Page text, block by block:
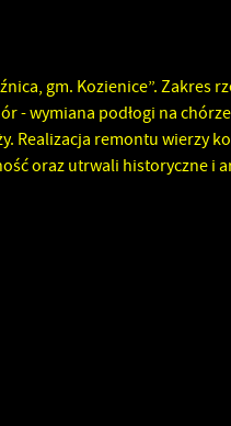
gm. Kozienice”. Zakres
- wymiana podłogi na
Realizacja remontu wierzy
oraz utrwali historyczne i